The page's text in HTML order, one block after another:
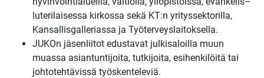
luterilaisessa kirkossa sekä KT:n yrityssektorilla,
Kansallisgalleriassa ja Työterveyslaitoksella.
JUKOn jäsenliitot edustavat julkisaloilla muun
muassa asiantuntijoita, tutkijoita, esihenkilöitä tai
johtotehtävissä työskenteleviä.